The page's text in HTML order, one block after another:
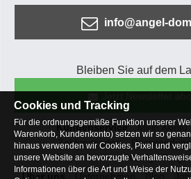
info@angel-
Bleiben Sie auf dem
Kundenservice Mein Konto
Zahlungsarten
Rücksendung
Häufige
Über uns
Unternehmen Blog
Cookies und Tracking
Für die ordnungsgemäße Funktion unserer
Warenkorb, Kundenkonto) setzen wir so
hinaus verwenden wir Cookies, Pixel und
unsere Website an bevorzugte
Informationen über die Art und Weise der